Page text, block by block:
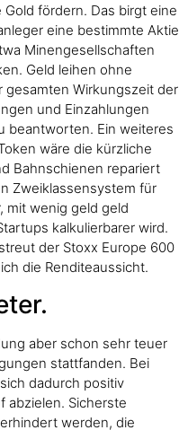
fördern. Das birgt eine
eine bestimmte Aktie
Minengesellschaften
Geld leihen ohne
Wirkungszeit der
und Einzahlungen
beantworten. Ein weiteres
wäre die kürzliche
Bahnschienen repariert
Zweiklassensystem für
mit wenig geld geld
kalkulierbarer wird.
der Stoxx Europe 600
die Renditeaussicht.
aber schon sehr teuer
stattfanden. Bei
dadurch positiv
abzielen. Sicherste
werden, die